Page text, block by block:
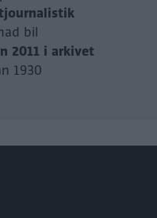
bil
2011 i arkivet
1930